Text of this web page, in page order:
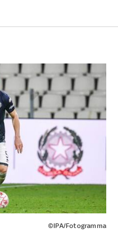
©IPA/Fotogramma